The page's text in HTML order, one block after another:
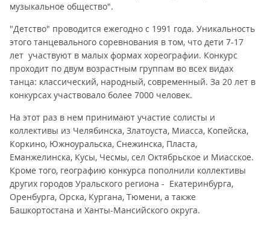
музыкальное общество".
"Детство" проводится ежегодно с 1991 года. Уникальность
этого танцевального соревнования в том, что дети 7-17
лет участвуют в малых формах хореографии. Конкурс
проходит по двум возрастным группам во всех видах
танца: классический, народный, современный. За 20 лет в
конкурсах участвовало более 7000 человек.
На этот раз в нем принимают участие солисты и
коллективы из Челябинска, Златоуста, Миасса, Копейска,
Коркино, Южноуральска, Снежинска, Пласта,
Еманжелинска, Кусы, Чесмы, сел Октябрьское и Миасское.
Кроме того, географию конкурса пополнили коллективы
других городов Уральского региона - Екатеринбурга,
Оренбурга, Орска, Кургана, Тюмени, а также
Башкортостана и Ханты-Мансийского округа.